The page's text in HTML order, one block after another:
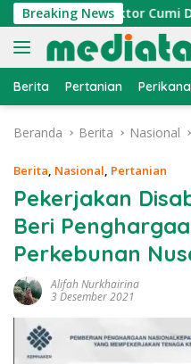
Langsung
ke
konten
Breaking News
Atraktor Cumi
Berita Pertanian
Beranda Berita Nasional
Berita, Nasional, Pertanian
Pekerjakan
Beri
Perkebunan
Alifah Nurkhairina
3 Desember 2021